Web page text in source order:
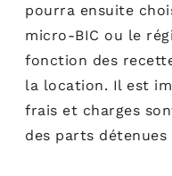
pourra ensuite
micro-BIC ou le
fonction des
la location. Il est
frais et charges
des parts détenues